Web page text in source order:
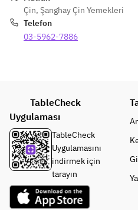
Çin, Şanghay Çin Yemekleri
Telefon
03-5962-7886
TableCheck
Uygulaması
TableCheck
Uygulamasını
indirmek için
tarayın